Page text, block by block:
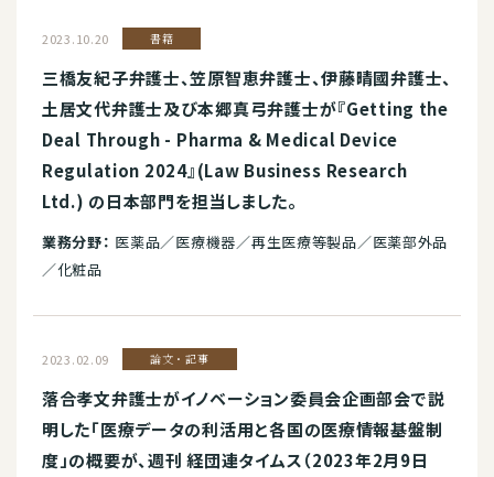
2023.10.20 書籍
三橋友紀子弁護士、笠原智恵弁護士、伊藤晴國弁護士、
土居文代弁護士及び本郷真弓弁護士が『Getting the
Deal Through - Pharma & Medical Device
Regulation 2024』(Law Business Research
Ltd.) の日本部門を担当しました。
業務分野： 医薬品／医療機器／再生医療等製品／医薬部外品
／化粧品
2023.02.09 論文・記事
落合孝文弁護士がイノベーション委員会企画部会で説
明した「医療データの利活用と各国の医療情報基盤制
度」の概要が、週刊 経団連タイムス（2023年2月9日